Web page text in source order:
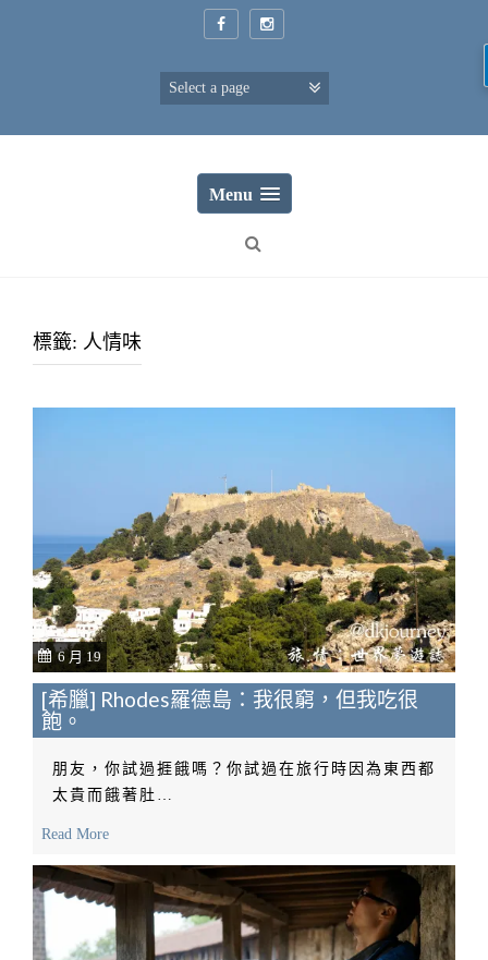
Menu
標籤: 人情味
6 月 19
[希臘] Rhodes羅德島：我很窮，但我吃很
飽。
朋友，你試過捱餓嗎？你試過在旅行時因為東西都
太貴而餓著肚…
Read More